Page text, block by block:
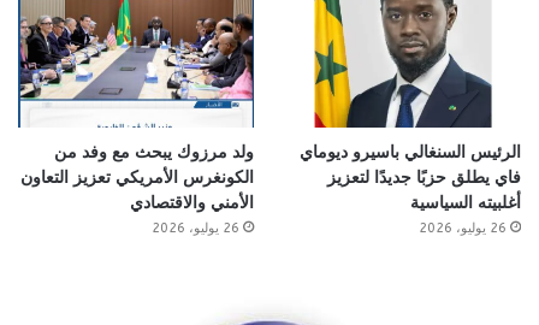
الرئيس السنغالي باسيرو ديوماي
فاي يطلق حزبًا جديدًا لتعزيز
أغلبيته السياسية
26 يوليو، 2026
ولد مرزوك يبحث مع وفد من
الكونغرس الأمريكي تعزيز التعاون
الأمني والاقتصادي
26 يوليو، 2026